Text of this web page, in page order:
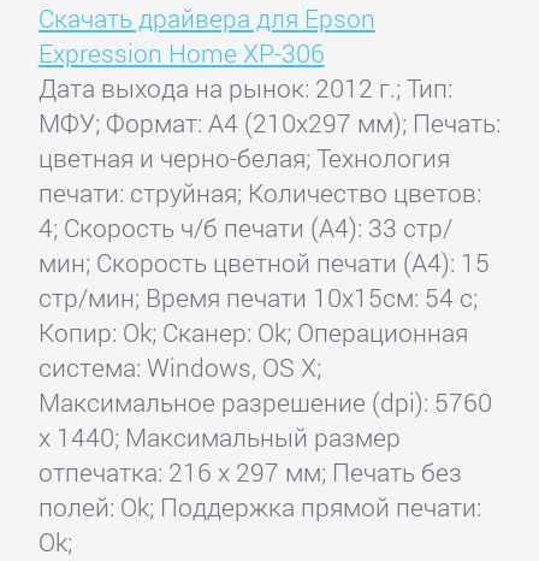
Скачать драйвера для Epson
Expression Home XP-306
Дата выхода на рынок: 2012 г.; Тип:
МФУ; Формат: A4 (210x297 мм); Печать:
цветная и черно-белая; Технология
печати: струйная; Количество цветов:
4; Скорость ч/б печати (А4): 33 стр/
мин; Скорость цветной печати (А4): 15
стр/мин; Время печати 10x15см: 54 с;
Копир: Ok; Сканер: Ok; Операционная
система: Windows, OS X;
Максимальное разрешение (dpi): 5760
x 1440; Максимальный размер
отпечатка: 216 x 297 мм; Печать без
полей: Ok; Поддержка прямой печати:
Ok;